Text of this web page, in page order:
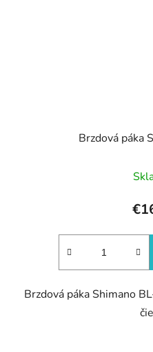
Brzdová páka
Brzdová páka Shimano